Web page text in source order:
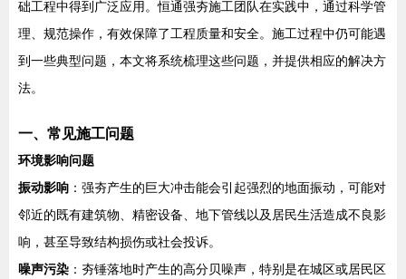
础工程中得到广泛应用。恒通强夯施工团队在实践中，通过科学管
理、规范操作，有效保障了工程质量和安全。施工过程中仍可能遇
到一些典型问题，本文将系统梳理这些问题，并提供相应的解决方
法。
一、常见施工问题
环境影响问题
振动影响 ：强夯产生的巨大冲击能会引起强烈的地面振动，可能对
邻近的既有建筑物、精密设备、地下管线以及居民生活造成不良影
响，甚至导致结构损伤或社会投诉。
噪声污染 ：夯锤落地时产生的高分贝噪声，特别是在城区或居民区